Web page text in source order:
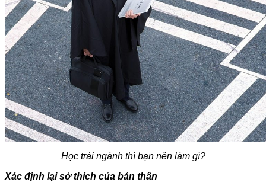
Học trái ngành thì bạn nên làm gì?
Xác định lại sở thích của bản thân